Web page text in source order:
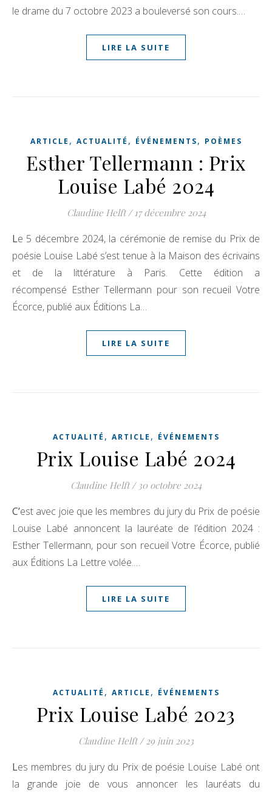
le drame du 7 octobre 2023 a bouleversé son cours.…
LIRE LA SUITE
ARTICLE , ACTUALITÉ , ÉVÉNEMENTS, POÈMES
Esther Tellermann : Prix
Louise Labé 2024
Claudine Helft / 17 décembre 2024
Le 5 décembre 2024, la cérémonie de remise du Prix de
poésie Louise Labé s’est tenue à la Maison des écrivains
et de la littérature à Paris. Cette édition a
récompensé Esther Tellermann pour son recueil Votre
Écorce, publié aux Éditions La…
LIRE LA SUITE
ACTUALITÉ , ARTICLE , ÉVÉNEMENTS
Prix Louise Labé 2024
Claudine Helft / 30 octobre 2024
C’est avec joie que les membres du jury du Prix de poésie
Louise Labé annoncent la lauréate de l’édition 2024 :
Esther Tellermann, pour son recueil Votre Écorce, publié
aux Éditions La Lettre volée.…
LIRE LA SUITE
ACTUALITÉ , ARTICLE , ÉVÉNEMENTS
Prix Louise Labé 2023
Claudine Helft / 29 juin 2023
Les membres du jury du Prix de poésie Louise Labé ont
la grande joie de vous annoncer les lauréats du